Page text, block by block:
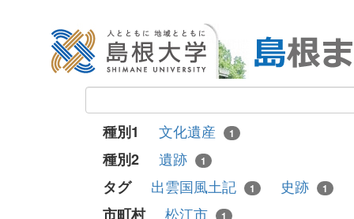
種別1 文化遺産 1
種別2 遺跡 1
タグ 出雲国風土記 1 史跡 1
市町村
松江市 1